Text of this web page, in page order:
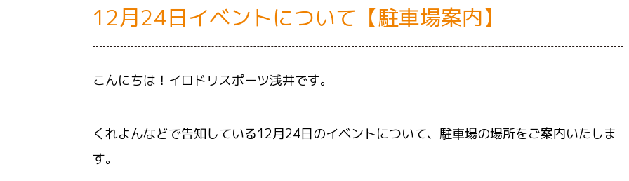
12月24日イベントについて【駐車場案内】
こんにちは！イロドリスポーツ浅井です。
くれよんなどで告知している12月24日のイベントについて、駐車場の場所をご案内いたしま
す。